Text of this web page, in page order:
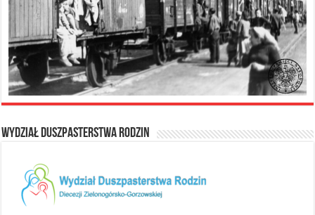
Wydział Duszpasterstwa Rodzin